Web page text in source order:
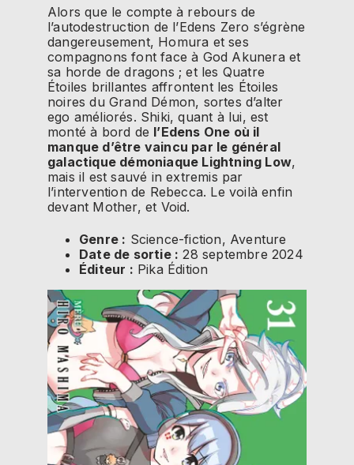
Alors que le compte à rebours de
l’autodestruction de l’Edens Zero s’égrène
dangereusement, Homura et ses
compagnons font face à God Akunera et
sa horde de dragons ; et les Quatre
Étoiles brillantes affrontent les Étoiles
noires du Grand Démon, sortes d’alter
ego améliorés. Shiki, quant à lui, est
monté à bord de l’Edens One où il
manque d’être vaincu par le général
galactique démoniaque Lightning Low,
mais il est sauvé in extremis par
l’intervention de Rebecca. Le voilà enfin
devant Mother, et Void.
Genre : Science-fiction, Aventure
Date de sortie : 28 septembre 2024
Éditeur : Pika Édition